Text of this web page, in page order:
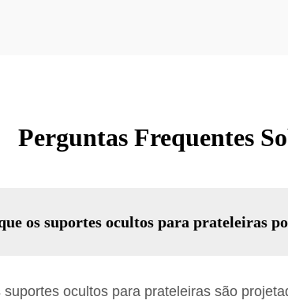
Perguntas Frequentes
os suportes ocultos para prateleiras
suportes ocultos para prateleiras são